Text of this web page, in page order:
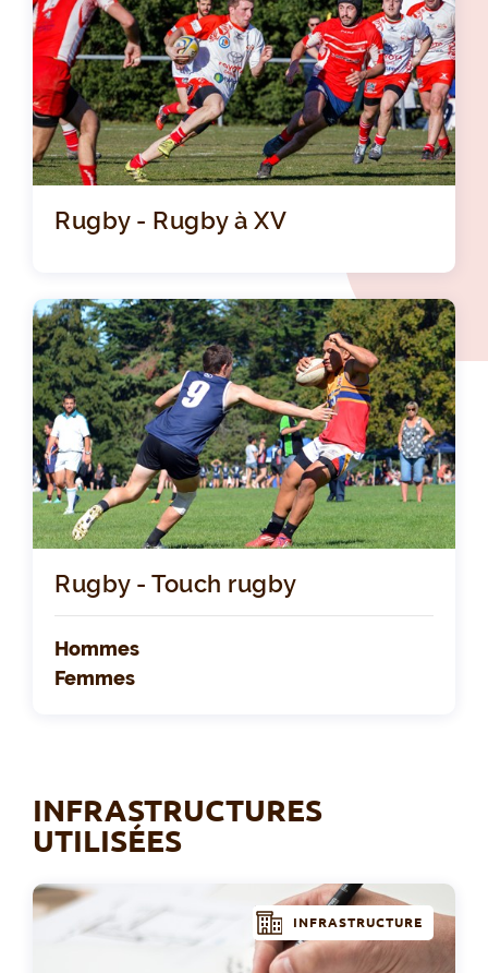
Rugby - Rugby à XV
Rugby - Touch rugby
Hommes
Femmes
INFRASTRUCTURES
UTILISÉES
INFRASTRUCTURE